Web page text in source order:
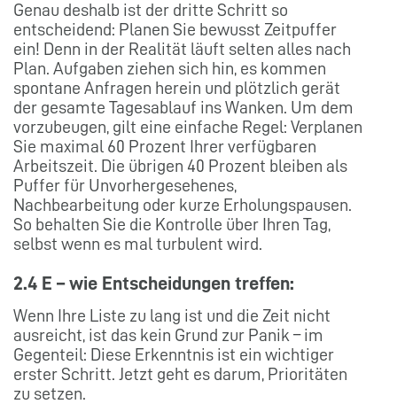
Genau deshalb ist der dritte Schritt so
entscheidend: Planen Sie bewusst Zeitpuffer
ein! Denn in der Realität läuft selten alles nach
Plan. Aufgaben ziehen sich hin, es kommen
spontane Anfragen herein und plötzlich gerät
der gesamte Tagesablauf ins Wanken. Um dem
vorzubeugen, gilt eine einfache Regel: Verplanen
Sie maximal 60 Prozent Ihrer verfügbaren
Arbeitszeit. Die übrigen 40 Prozent bleiben als
Puffer für Unvorhergesehenes,
Nachbearbeitung oder kurze Erholungspausen.
So behalten Sie die Kontrolle über Ihren Tag,
selbst wenn es mal turbulent wird.
2.4 E – wie Entscheidungen treffen:
Wenn Ihre Liste zu lang ist und die Zeit nicht
ausreicht, ist das kein Grund zur Panik – im
Gegenteil: Diese Erkenntnis ist ein wichtiger
erster Schritt. Jetzt geht es darum, Prioritäten
zu setzen.